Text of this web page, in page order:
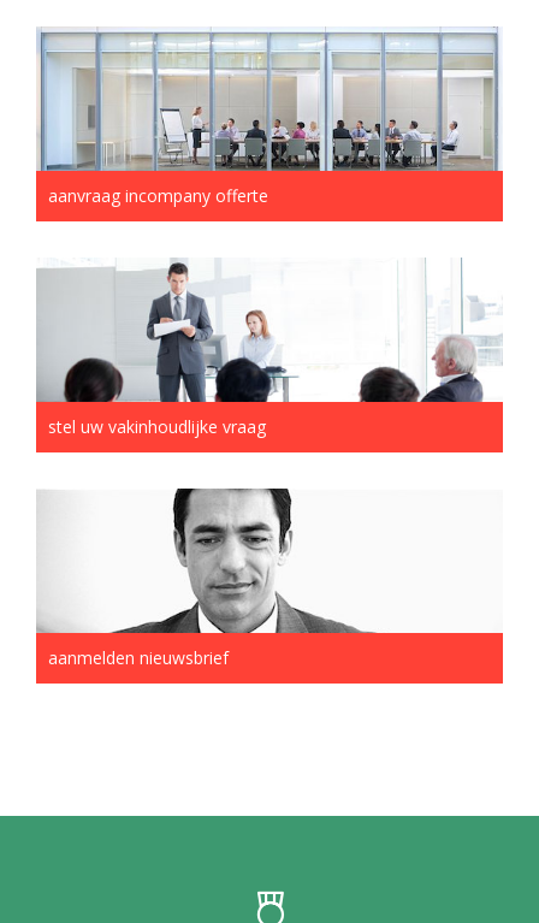
aanvraag incompany offerte
stel uw vakinhoudlijke vraag
aanmelden nieuwsbrief